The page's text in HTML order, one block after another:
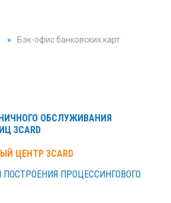
Бэк-офис банковских карт
ОБСЛУЖИВАНИЯ
3CARD
ЦЕНТР 3CARD
ПРОЦЕССИНГОВОГО